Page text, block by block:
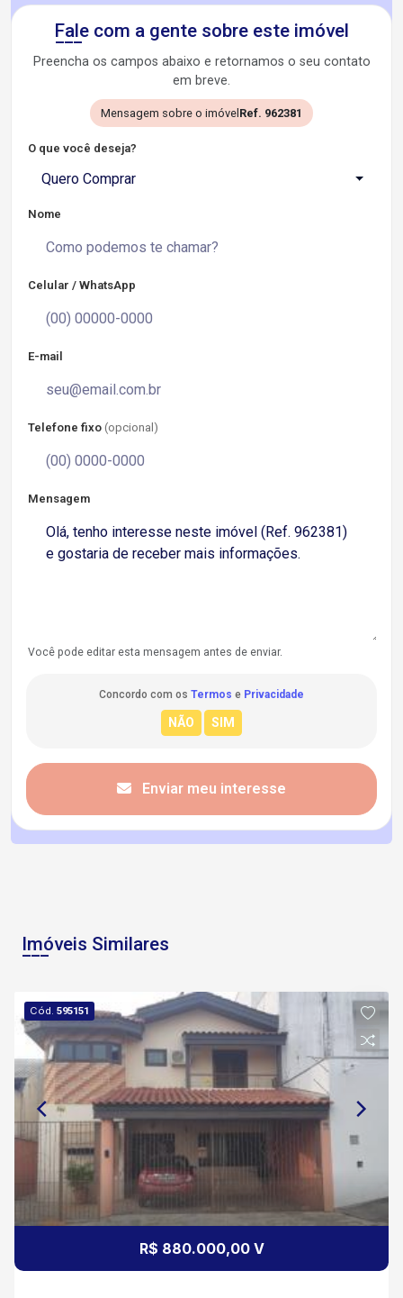
Fale com a gente sobre este imóvel
Preencha os campos abaixo e retornamos o seu contato
em breve.
Mensagem sobre o imóvel Ref. 962381
O que você deseja?
Quero Comprar
Nome
Celular / WhatsApp
E-mail
Telefone fixo (opcional)
Mensagem
Você pode editar esta mensagem antes de enviar.
Concordo com os Termos e Privacidade
Enviar meu interesse
Imóveis Similares
Cód.595151
R$ 880.000,00 V